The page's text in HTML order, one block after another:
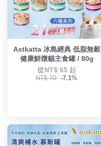
Astkatta 冰島經典 低脂無穀
健康鮮燉貓主食罐 / 80g
從NT$ 65 起
NT$ 70 -7.1%